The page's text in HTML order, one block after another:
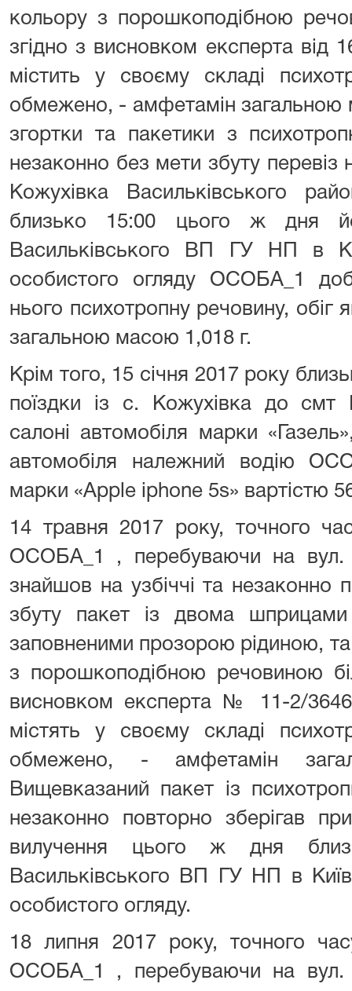
кольору з порошкоподібною
згідно з висновком експерта
містить у своєму складі
обмежено, - амфетамін загальною
згортки та пакетики з
незаконно без мети збуту
Кожухівка Васильківського
близько 15:00 цього ж дня
Васильківського ВП ГУ НП в
особистого огляду ОСОБА_1
нього психотропну речовину,
загальною масою 1,018 г.
Крім того, 15 січня 2017 року
поїздки із с. Кожухівка до смт
салоні автомобіля марки
автомобіля належний водію
марки «Apple iphone 5s» вартістю
14 травня 2017 року, точного
ОСОБА_1 , перебуваючи на вул.
знайшов на узбіччі та незаконно
збуту пакет із двома
заповненими прозорою рідиною,
з порошкоподібною речовиною
висновком експерта № 11-2/
містять у своєму складі
обмежено, - амфетамін
Вищевказаний пакет із
незаконно повторно зберігав
вилучення цього ж дня
Васильківського ВП ГУ НП в
особистого огляду.
18 липня 2017 року, точного
ОСОБА_1 , перебуваючи на вул.